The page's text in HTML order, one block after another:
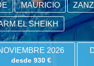
MAURICIO
EL SHEIKH
2026
desde 930 €